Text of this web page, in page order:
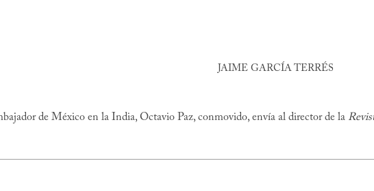
JAIME GARCÍA TERRÉS
de México en la India, Octavio Paz, conmovido, envía al director de la